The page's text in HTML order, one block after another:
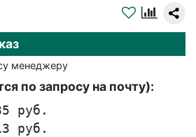
менеджеру
по запросу на почту):
руб.
руб.